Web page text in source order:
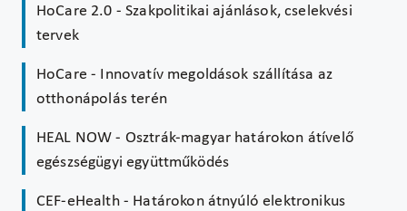
HoCare 2.0 - Szakpolitikai ajánlások, cselekvési
tervek
HoCare - Innovatív megoldások szállítása az
otthonápolás terén
HEAL NOW - Osztrák-magyar határokon átívelő
egészségügyi együttműködés
CEF-eHealth - Határokon átnyúló elektronikus